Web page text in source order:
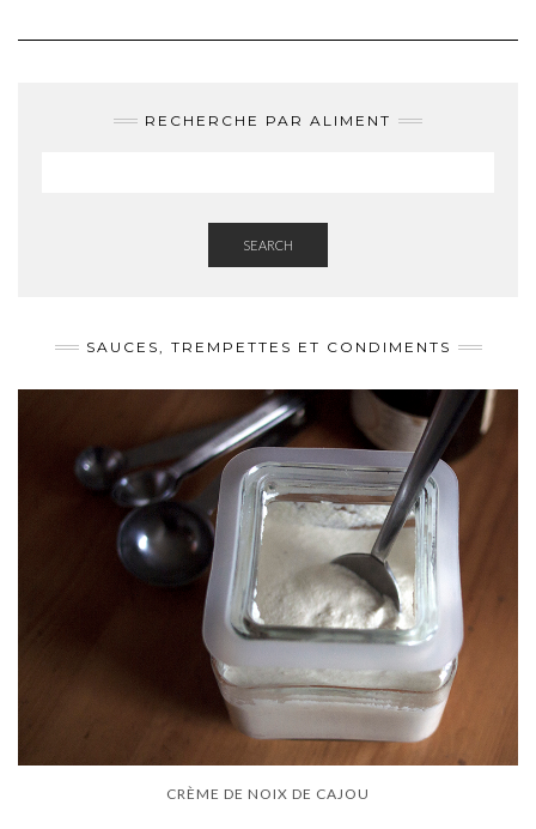
RECHERCHE PAR ALIMENT
SEARCH
SAUCES, TREMPETTES ET CONDIMENTS
CRÈME DE NOIX DE CAJOU